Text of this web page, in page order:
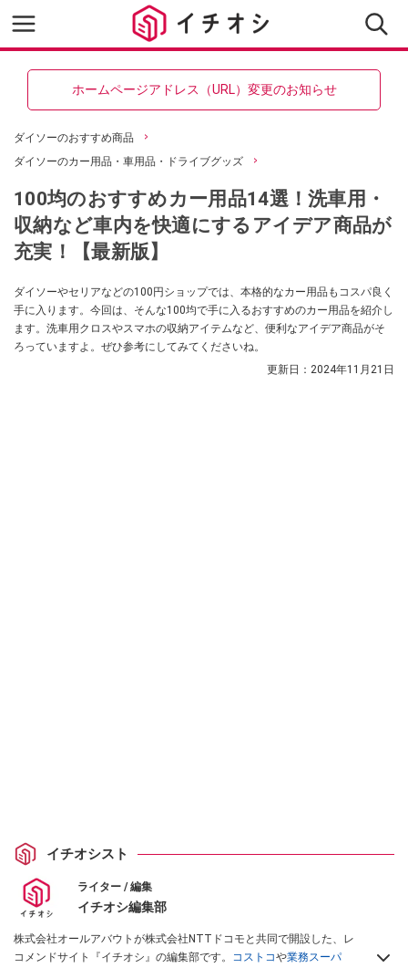
ホームページアドレス（URL）変更のお知らせ
ダイソーのおすすめ商品
ダイソーのカー用品・車用品・ドライブグッズ
100均のおすすめカー用品14選！洗車用・
収納など車内を快適にするアイデア商品が
充実！【最新版】
ダイソーやセリアなどの100円ショップでは、本格的なカー用品もコスパ良く
手に入ります。今回は、そんな100均で手に入るおすすめのカー用品を紹介し
ます。洗車用クロスやスマホの収納アイテムなど、便利なアイデア商品がそ
ろっていますよ。ぜひ参考にしてみてくださいね。
更新日： 2024年11月21日
イチオシスト
ライター / 編集
イチオシ編集部
株式会社オールアバウトが株式会社NTTドコモと共同で開設した、レ
コメンドサイト『イチオシ』の編集部です。 コストコや業務スーパ